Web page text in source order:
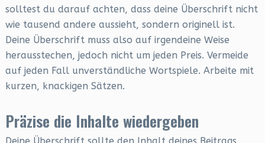
solltest du darauf achten, dass deine Überschrift nicht
wie tausend andere aussieht, sondern originell ist.
Deine Überschrift muss also auf irgendeine Weise
herausstechen, jedoch nicht um jeden Preis. Vermeide
auf jeden Fall unverständliche Wortspiele. Arbeite mit
kurzen, knackigen Sätzen.
Präzise die Inhalte wiedergeben